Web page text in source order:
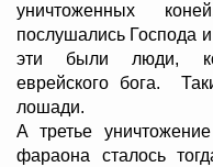
уничтоженных
послушались Господа
эти были люди,
еврейского бога.
лошади.
А третье
фараона сталось